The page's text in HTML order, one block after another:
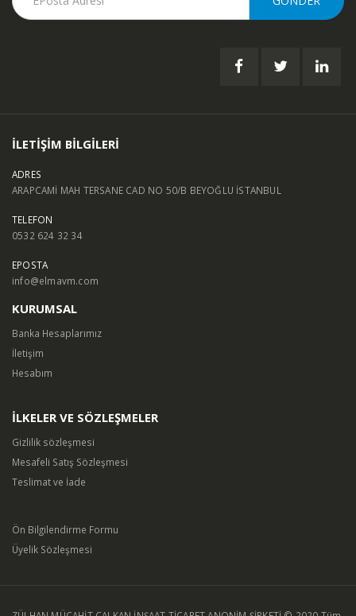
İLETİŞİM BİLGİLERİ
ADRES
ARAPCAMİ MAH TERSANE CAD NO 50/B BEYOĞLU İSTANBUL
TELEFON
0532 624 32 34
EPOSTA
info@elmavm.com
KURUMSAL
Banka Hesaplarımız
İletişim
Hesabım
İLKELER VE SÖZLEŞMELER
Gizlilik sözleşmesi
Mesafeli Satış Sözleşmesi
Teslimat ve İade
Ön Bilgilendirme Formu
Üyelik Sözleşmesi